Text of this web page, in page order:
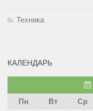
Техника
КАЛЕНДАРЬ
Пн
Вт Ср